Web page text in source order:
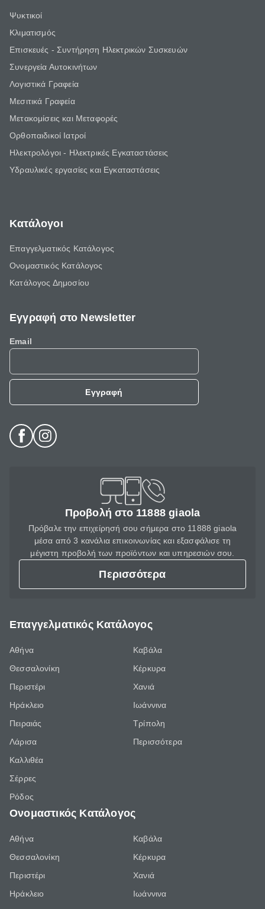
Ψυκτικοί
Κλιματισμός
Επισκευές - Συντήρηση Ηλεκτρικών Συσκευών
Συνεργεία Αυτοκινήτων
Λογιστικά Γραφεία
Μεσιτικά Γραφεία
Μετακομίσεις και Μεταφορές
Ορθοπαιδικοί Ιατροί
Ηλεκτρολόγοι - Ηλεκτρικές Εγκαταστάσεις
Υδραυλικές εργασίες και Εγκαταστάσεις
Κατάλογοι
Επαγγελματικός Κατάλογος
Ονομαστικός Κατάλογος
Κατάλογος Δημοσίου
Εγγραφή στο Newsletter
Email
Εγγραφή
Προβολή στο 11888 giaola
Πρόβαλε την επιχείρησή σου σήμερα στο 11888 giaola
μέσα από 3 κανάλια επικοινωνίας και εξασφάλισε τη
μέγιστη προβολή των προϊόντων και υπηρεσιών σου.
Περισσότερα
Επαγγελματικός Κατάλογος
Αθήνα
Θεσσαλονίκη
Περιστέρι
Ηράκλειο
Πειραιάς
Λάρισα
Καλλιθέα
Σέρρες
Ρόδος
Καβάλα
Κέρκυρα
Χανιά
Ιωάννινα
Τρίπολη
Περισσότερα
Ονομαστικός Κατάλογος
Αθήνα
Θεσσαλονίκη
Περιστέρι
Ηράκλειο
Καβάλα
Κέρκυρα
Χανιά
Ιωάννινα